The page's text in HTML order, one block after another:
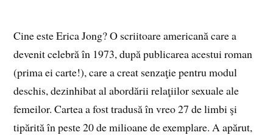
Cine este Erica Jong? O scriitoare americană care a
devenit celebră în 1973, după publicarea acestui roman
(prima ei carte!), care a creat senzaţie pentru modul
deschis, dezinhibat al abordării relaţiilor sexuale ale
femeilor. Cartea a fost tradusă în vreo 27 de limbi şi
tipărită în peste 20 de milioane de exemplare. A apărut,